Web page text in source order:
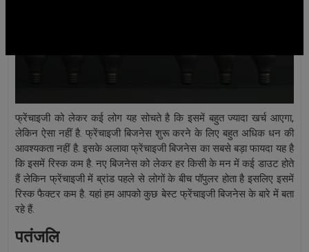
फ्रेंचाइजी को लेकर कई लोग यह सोचते है कि इसमें बहुत ज्यादा खर्च आएगा,
लेकिन ऐसा नहीं है. फ्रेंचाइजी बिजनेस शुरू करने के लिए बहुत अधिक धन की
आवश्यकता नहीं है. इसके अलावा फ्रेंचाइजी बिजनेस का सबसे बड़ा फायदा यह है
कि इसमें रिस्क कम है. नए बिजनेस को लेकर हर किसी के मन में कई डाउट होते
हैं लेकिन फ्रेंचाइजी में ब्रांड पहले से लोगों के बीच पॉपुलर होता है इसलिए इसमें
रिस्क फैक्टर कम है. यहां हम आपको कुछ बेस्ट फ्रेंचाइजी बिजनेस के बारे में बता
रहे हैं.
पतंजलि